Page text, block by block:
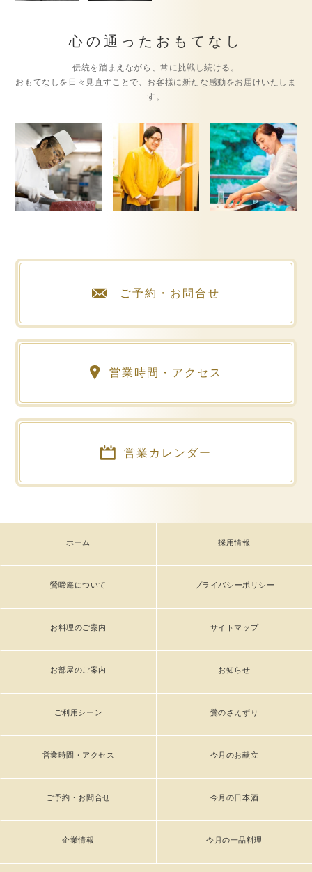
心の通ったおもてなし
伝統を踏まえながら、常に挑戦し続ける。
おもてなしを日々見直すことで、お客様に新たな感動をお届けいたしま
す。
ご予約・お問合せ
営業時間・アクセス
営業カレンダー
ホーム 採用情報
鶯啼庵について プライバシーポリシー
お料理のご案内 サイトマップ
お部屋のご案内 お知らせ
ご利用シーン 鶯のさえずり
営業時間・アクセス 今月のお献立
ご予約・お問合せ 今月の日本酒
企業情報 今月の一品料理